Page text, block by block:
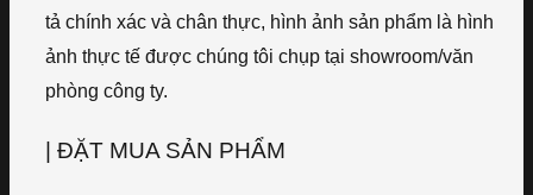
tả chính xác và chân thực, hình ảnh sản phẩm là hình
ảnh thực tế được chúng tôi chụp tại showroom/văn
phòng công ty.
| ĐẶT MUA SẢN PHẨM